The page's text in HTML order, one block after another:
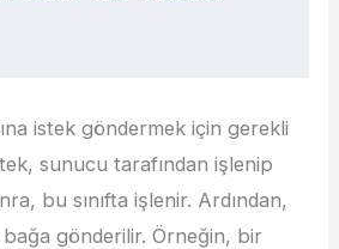
istek göndermek için gerekli
sunucu tarafından işlenip
bu sınıfta işlenir. Ardından,
gönderilir. Örneğin, bir